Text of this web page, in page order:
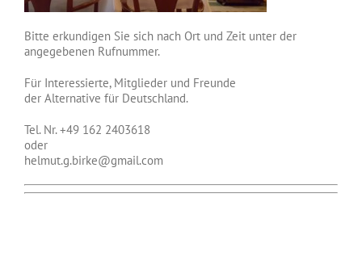
Bitte erkundigen Sie sich nach Ort und Zeit unter der
angegebenen Rufnummer.
Für Interessierte, Mitglieder und Freunde
der Alternative für Deutschland.
Tel. Nr. +49 162 2403618
oder
helmut.g.birke@gmail.com